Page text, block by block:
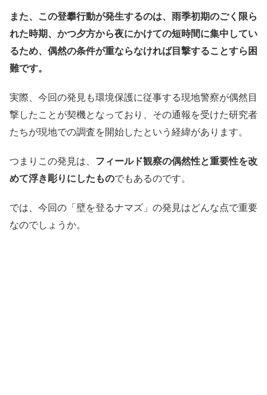
また、この登攀行動が発生するのは、雨季初期のごく限ら
れた時期、かつ夕方から夜にかけての短時間に集中してい
るため、偶然の条件が重ならなければ目撃することすら困
難です。
実際、今回の発見も環境保護に従事する現地警察が偶然目
撃したことが契機となっており、その通報を受けた研究者
たちが現地での調査を開始したという経緯があります。
つまりこの発見は、 フィールド観察の偶然性と重要性を改
めて浮き彫りにしたものでもあるのです。
では、今回の「壁を登るナマズ」の発見はどんな点で重要
なのでしょうか。